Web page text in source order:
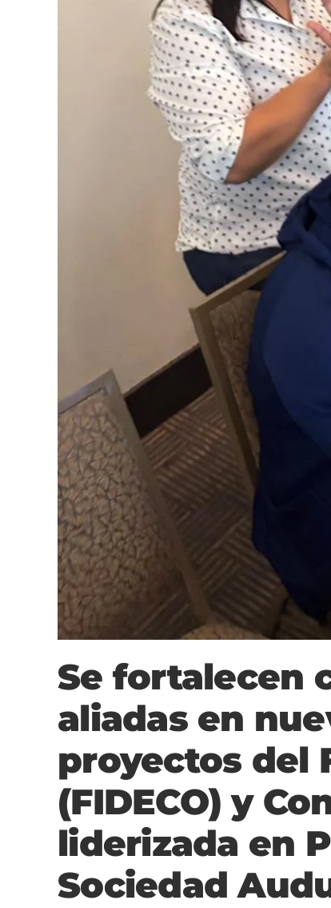
Se fortalecen
aliadas en
proyectos del
(FIDECO) y
liderizada en
Sociedad